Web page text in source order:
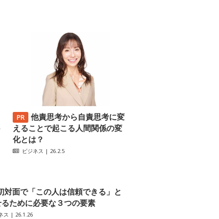
他責思考から自責思考に変
えることで起こる人間関係の変
化とは？
ビジネス | 26.2.5
対面で「この人は信頼できる」と
ために必要な３つの要素
ス | 26.1.26